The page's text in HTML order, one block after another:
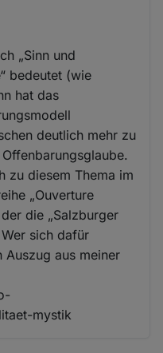
„Sinn und
bedeutet (wie
hat das
deutlich mehr zu
zu diesem Thema im
„Ouverture
die „Salzburger
sich dafür
Auszug aus meiner
mystik